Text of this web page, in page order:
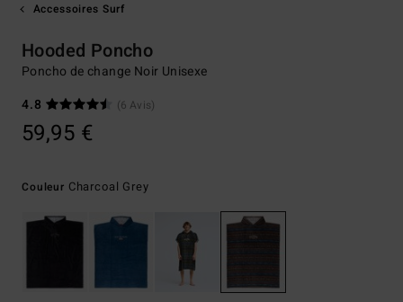
Accessoires Surf
Hooded Poncho
Poncho de change Noir Unisexe
4.8
(6 Avis)
59,95 €
Couleur Charcoal Grey